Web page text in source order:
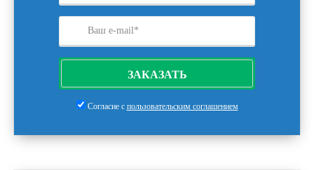
ЗАКАЗАТЬ
Согласие с пользовательским соглашением